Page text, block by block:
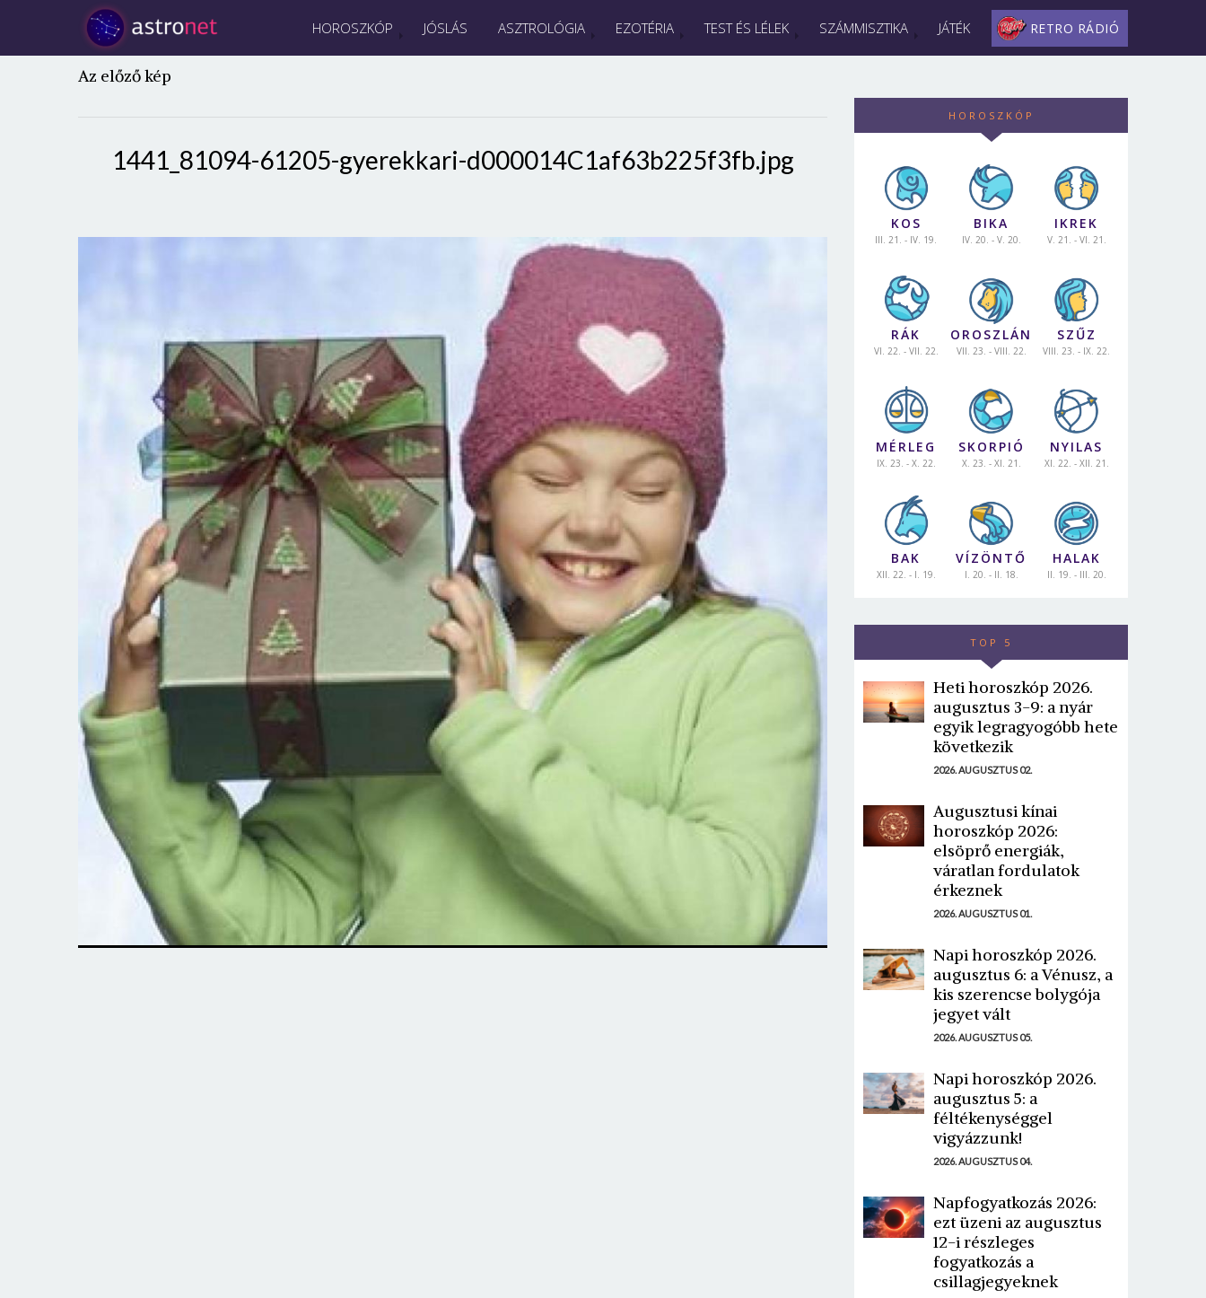
HOROSZKÓP JÓSLÁS ASZTROLÓGIA EZOTÉRIA TEST ÉS LÉLEK SZÁMMISZTIKA JÁTÉK RETRO RÁDIÓ
Az előző kép
1441_81094-61205-gyerekkari-d000014C1af63b225f3fb.jpg
HOROSZKÓP
KOS
III. 21. - IV. 19.
BIKA
IV. 20. - V. 20.
IKREK
V. 21. - VI. 21.
RÁK
VI. 22. - VII. 22.
OROSZLÁN
VII. 23. - VIII. 22.
SZŰZ
VIII. 23. - IX. 22.
MÉRLEG
IX. 23. - X. 22.
SKORPIÓ
X. 23. - XI. 21.
NYILAS
XI. 22. - XII. 21.
BAK
XII. 22. - I. 19.
VÍZÖNTŐ
I. 20. - II. 18.
HALAK
II. 19. - III. 20.
TOP 5
Heti horoszkóp 2026.
augusztus 3-9: a nyár
egyik legragyogóbb hete
következik
2026. AUGUSZTUS 02.
Augusztusi kínai
horoszkóp 2026:
elsöprő energiák,
váratlan fordulatok
érkeznek
2026. AUGUSZTUS 01.
Napi horoszkóp 2026.
augusztus 6: a Vénusz, a
kis szerencse bolygója
jegyet vált
2026. AUGUSZTUS 05.
Napi horoszkóp 2026.
augusztus 5: a
féltékenységgel
vigyázzunk!
2026. AUGUSZTUS 04.
Napfogyatkozás 2026:
ezt üzeni az augusztus
12-i részleges
fogyatkozás a
csillagjegyeknek